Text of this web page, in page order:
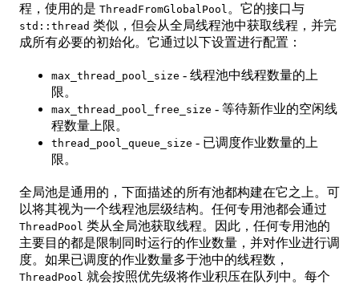
程，使用的是 ThreadFromGlobalPool 。它的接口与
std::thread 类似，但会从全局线程池中获取线程，并完
成所有必要的初始化。它通过以下设置进行配置：
max_thread_pool_size - 线程池中线程数量的上
限。
max_thread_pool_free_size - 等待新作业的空闲线
程数量上限。
thread_pool_queue_size - 已调度作业数量的上
限。
全局池是通用的，下面描述的所有池都构建在它之上。可
以将其视为一个线程池层级结构。任何专用池都会通过
ThreadPool 类从全局池获取线程。因此，任何专用池的
主要目的都是限制同时运行的作业数量，并对作业进行调
度。如果已调度的作业数量多于池中的线程数，
ThreadPool 就会按照优先级将作业积压在队列中。每个